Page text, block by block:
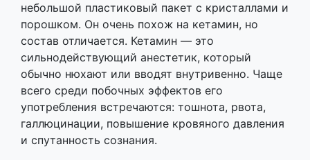
небольшой пластиковый пакет с кристаллами и
порошком. Он очень похож на кетамин, но
состав отличается. Кетамин — это
сильнодействующий анестетик, который
обычно нюхают или вводят внутривенно. Чаще
всего среди побочных эффектов его
употребления встречаются: тошнота, рвота,
галлюцинации, повышение кровяного давления
и спутанность сознания.